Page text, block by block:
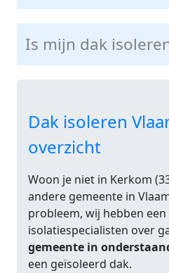
Is mijn dak
Dak isoleren
overzicht
Woon je niet in Kerkom
andere gemeente in
probleem, wij hebben
isolatiespecialisten over
gemeente in
een geïsoleerd dak.